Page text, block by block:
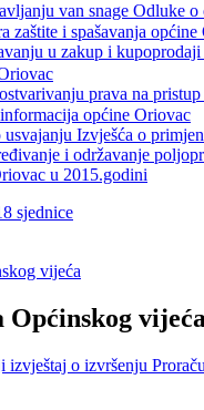
van snage Odluke o
zaštite i spašavanja
u zakup i
prava na
općine Oriovac
Izvješća o
i održavanje
u 2015.godini
sjednice
vijeća
Općinskog
izvještaj o izvršenju